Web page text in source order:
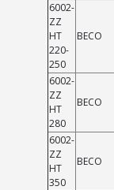
6002-
ZZ
HT
220-
250
BECO
6002-
ZZ
HT
280
BECO
6002-
ZZ
HT
350
BECO